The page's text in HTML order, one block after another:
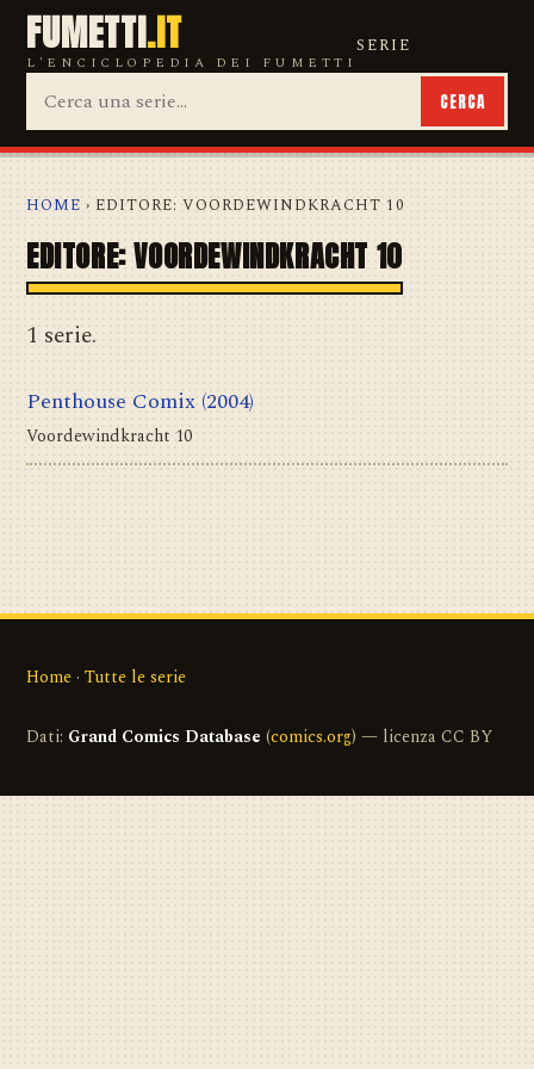
FUMETTI.IT
L'ENCICLOPEDIA DEI FUMETTI
SERIE
CERCA
HOME › EDITORE: VOORDEWINDKRACHT 10
EDITORE: VOORDEWINDKRACHT 10
1 serie.
Penthouse Comix (2004)
Voordewindkracht 10
Home · Tutte le serie
Dati: Grand Comics Database (comics.org) — licenza CC BY